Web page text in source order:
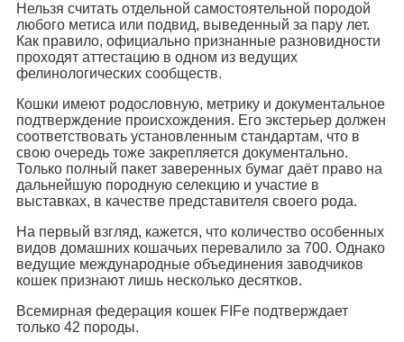
Нельзя считать отдельной самостоятельной породой
любого метиса или подвид, выведенный за пару лет.
Как правило, официально признанные разновидности
проходят аттестацию в одном из ведущих
фелинологических сообществ.
Кошки имеют родословную, метрику и документальное
подтверждение происхождения. Его экстерьер должен
соответствовать установленным стандартам, что в
свою очередь тоже закрепляется документально.
Только полный пакет заверенных бумаг даёт право на
дальнейшую породную селекцию и участие в
выставках, в качестве представителя своего рода.
На первый взгляд, кажется, что количество особенных
видов домашних кошачьих перевалило за 700. Однако
ведущие международные объединения заводчиков
кошек признают лишь несколько десятков.
Всемирная федерация кошек FIFe подтверждает
только 42 породы.